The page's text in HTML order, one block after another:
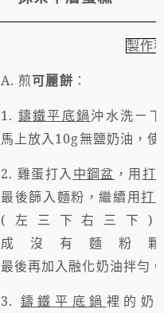
製作
A. 煎可麗餅 ：
1. 鑄鐵平底鍋沖水洗ㄧ
馬上放入10g無鹽奶油，
2. 雞蛋打入中鋼盆 ， 用打
最後篩入麵粉，繼續用打
( 左三下右三下 )
成沒有麵粉
最後再加入融化奶油拌勻 。
3. 鑄鐵平底鍋 裡的奶